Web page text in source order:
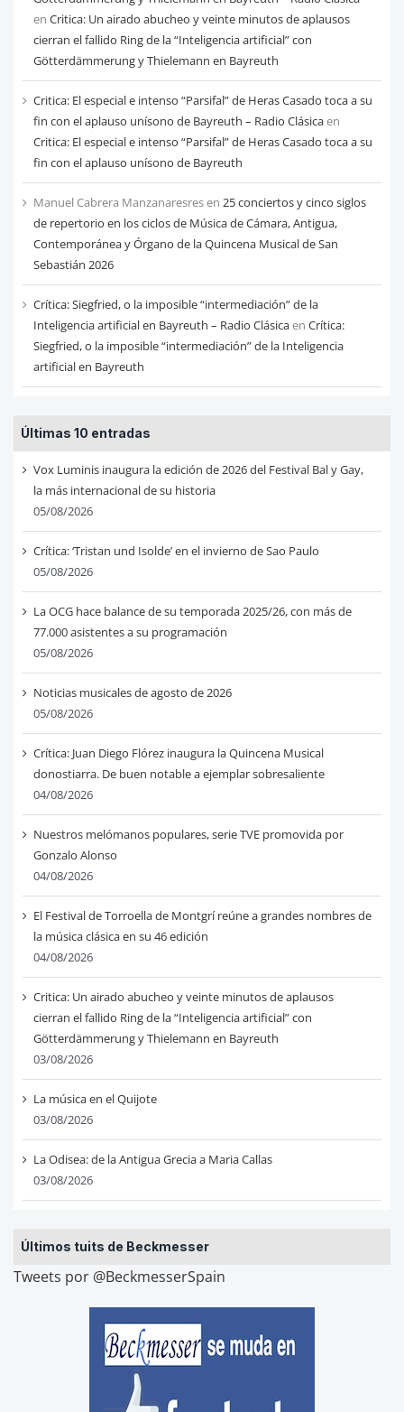
en Critica: Un airado abucheo y veinte minutos de aplausos
cierran el fallido Ring de la “Inteligencia artificial” con
Götterdämmerung y Thielemann en Bayreuth
Critica: El especial e intenso “Parsifal” de Heras Casado toca a su
fin con el aplauso unísono de Bayreuth – Radio Clásicaen
Critica: El especial e intenso “Parsifal” de Heras Casado toca a su
fin con el aplauso unísono de Bayreuth
Manuel Cabrera Manzanaresresen 25 conciertos y cinco siglos
de repertorio en los ciclos de Música de Cámara, Antigua,
Contemporánea y Órgano de la Quincena Musical de San
Sebastián 2026
Crítica: Siegfried, o la imposible “intermediación” de la
Inteligencia artificial en Bayreuth – Radio Clásicaen Crítica:
Siegfried, o la imposible “intermediación” de la Inteligencia
artificial en Bayreuth
Últimas 10 entradas
Vox Luminis inaugura la edición de 2026 del Festival Bal y Gay,
la más internacional de su historia
05/08/2026
Crítica: ‘Tristan und Isolde’ en el invierno de Sao Paulo
05/08/2026
La OCG hace balance de su temporada 2025/26, con más de
77.000 asistentes a su programación
05/08/2026
Noticias musicales de agosto de 2026
05/08/2026
Crítica: Juan Diego Flórez inaugura la Quincena Musical
donostiarra. De buen notable a ejemplar sobresaliente
04/08/2026
Nuestros melómanos populares, serie TVE promovida por
Gonzalo Alonso
04/08/2026
El Festival de Torroella de Montgrí reúne a grandes nombres de
la música clásica en su 46 edición
04/08/2026
Critica: Un airado abucheo y veinte minutos de aplausos
cierran el fallido Ring de la “Inteligencia artificial” con
Götterdämmerung y Thielemann en Bayreuth
03/08/2026
La música en el Quijote
03/08/2026
La Odisea: de la Antigua Grecia a Maria Callas
03/08/2026
Últimos tuits de Beckmesser
Tweets por @BeckmesserSpain